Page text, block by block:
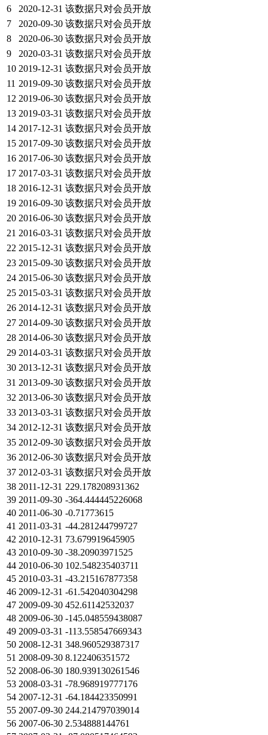
6
2020-12-31 该数据只对会员开放
7
2020-09-30 该数据只对会员开放
8
2020-06-30 该数据只对会员开放
9
2020-03-31 该数据只对会员开放
10 2019-12-31 该数据只对会员开放
11 2019-09-30 该数据只对会员开放
12 2019-06-30 该数据只对会员开放
13 2019-03-31 该数据只对会员开放
14 2017-12-31 该数据只对会员开放
15 2017-09-30 该数据只对会员开放
16 2017-06-30 该数据只对会员开放
17 2017-03-31 该数据只对会员开放
18 2016-12-31 该数据只对会员开放
19 2016-09-30 该数据只对会员开放
20 2016-06-30 该数据只对会员开放
21 2016-03-31 该数据只对会员开放
22 2015-12-31 该数据只对会员开放
23 2015-09-30 该数据只对会员开放
24 2015-06-30 该数据只对会员开放
25 2015-03-31 该数据只对会员开放
26 2014-12-31 该数据只对会员开放
27 2014-09-30 该数据只对会员开放
28 2014-06-30 该数据只对会员开放
29 2014-03-31 该数据只对会员开放
30 2013-12-31 该数据只对会员开放
31 2013-09-30 该数据只对会员开放
32 2013-06-30 该数据只对会员开放
33 2013-03-31 该数据只对会员开放
34 2012-12-31 该数据只对会员开放
35 2012-09-30 该数据只对会员开放
36 2012-06-30 该数据只对会员开放
37 2012-03-31 该数据只对会员开放
38 2011-12-31 229.178208931362
39 2011-09-30 -364.444445226068
40 2011-06-30 -0.71773615
41 2011-03-31 -44.281244799727
42 2010-12-31 73.679919645905
43 2010-09-30 -38.20903971525
44 2010-06-30 102.548235403711
45 2010-03-31 -43.215167877358
46 2009-12-31 -61.542040304298
47 2009-09-30 452.61142532037
48 2009-06-30 -145.048559438087
49 2009-03-31 -113.558547669343
50 2008-12-31 348.960529387317
51 2008-09-30 8.122406351572
52 2008-06-30 180.939130261546
53 2008-03-31 -78.968919777176
54 2007-12-31 -64.184423350991
55 2007-09-30 244.214797039014
56 2007-06-30 2.534888144761